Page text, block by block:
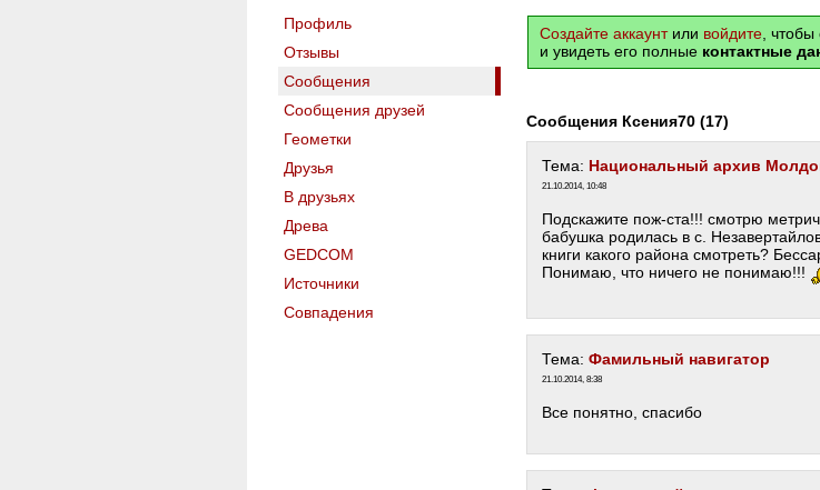
Профиль
Отзывы
Сообщения
Сообщения друзей
Геометки
Друзья
В друзьях
Древа
GEDCOM
Источники
Совпадения
Создайте аккаунтили войдите ,
и увидеть его полные контактные
Сообщения Ксения70 (17)
Тема: Национальный архив
21.10.2014, 10:48
Подскажите пож-ста!!! смотрю
бабушка родилась в с.
книги какого района смотреть?
Понимаю, что ничего не понимаю!!!
Тема: Фамильный навигатор
21.10.2014, 8:38
Все понятно, спасибо